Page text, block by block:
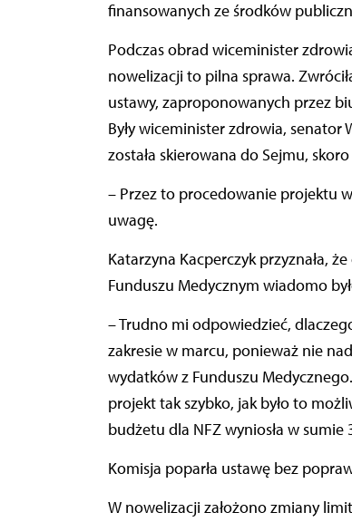
finansowanych ze środków
Podczas obrad wiceminister
nowelizacji to pilna sprawa.
ustawy, zaproponowanych przez
Były wiceminister zdrowia, senator
została skierowana do Sejmu,
– Przez to procedowanie projektu
uwagę.
Katarzyna Kacperczyk przyznała,
Funduszu Medycznym wiadomo
– Trudno mi odpowiedzieć,
zakresie w marcu, ponieważ nie
wydatków z Funduszu
projekt tak szybko, jak było to
budżetu dla NFZ wyniosła w sumie
Komisja poparła ustawę bez
W nowelizacji założono zmiany